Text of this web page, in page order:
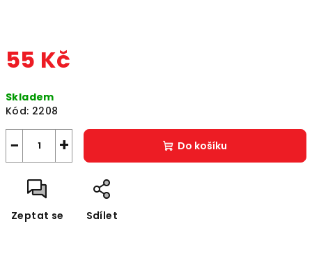
55 Kč
cena:
Skladem
Kód: 2208
+
− Do košíku
Zeptat se Sdílet